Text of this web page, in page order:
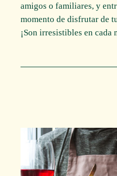
amigos o familiares, y
momento de disfrutar de
¡Son irresistibles en cada